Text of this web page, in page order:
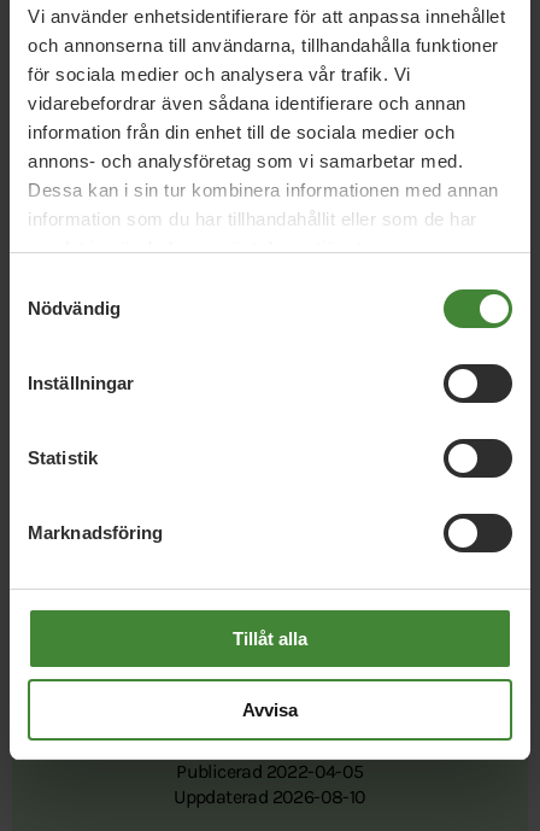
Vi använder enhetsidentifierare för att anpassa innehållet
och annonserna till användarna, tillhandahålla funktioner
för sociala medier och analysera vår trafik. Vi
vidarebefordrar även sådana identifierare och annan
information från din enhet till de sociala medier och
annons- och analysföretag som vi samarbetar med.
Dessa kan i sin tur kombinera informationen med annan
information som du har tillhandahållit eller som de har
samlat in när du har använt deras tjänster.
Nödvändig
Inställningar
Statistik
Marknadsföring
Tillåt alla
Avvisa
Fick
Nyckelperson/Kansli Habo
Christina Källström Kerstin Klasson
Lars Källström
Margareta Fick
Maria Arwidson My Lundgren
Dela denna sida och hjälp oss
Publicerad 2022-04-05
Uppdaterad 2026-08-10